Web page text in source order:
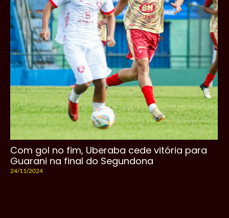
Com gol no fim, Uberaba cede vitória para
Guarani na final do Segundona
24/11/2024